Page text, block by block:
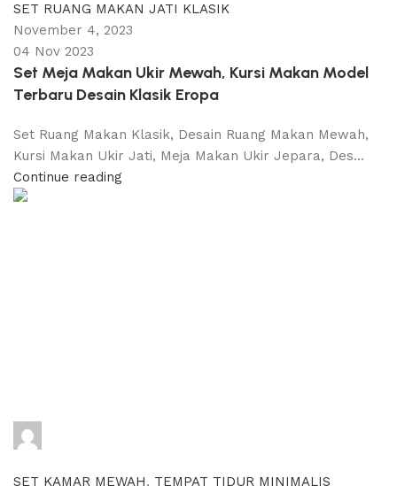
SET RUANG MAKAN JATI KLASIK
November 4, 2023
04 Nov 2023
Set Meja Makan Ukir Mewah, Kursi Makan Model
Terbaru Desain Klasik Eropa
Set Ruang Makan Klasik, Desain Ruang Makan Mewah,
Kursi Makan Ukir Jati, Meja Makan Ukir Jepara, Des...
Continue reading
SET KAMAR MEWAH, TEMPAT TIDUR MINIMALIS